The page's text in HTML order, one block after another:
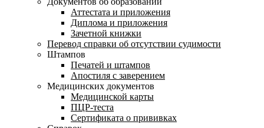
Аттестата и приложения
Диплома и приложения
Зачетной книжки
Перевод справки об отсутствии судимости
Штампов
Печатей и штампов
Апостиля с заверением
Медицинских документов
Медицинской карты
ПЦР-теста
Сертификата о прививках